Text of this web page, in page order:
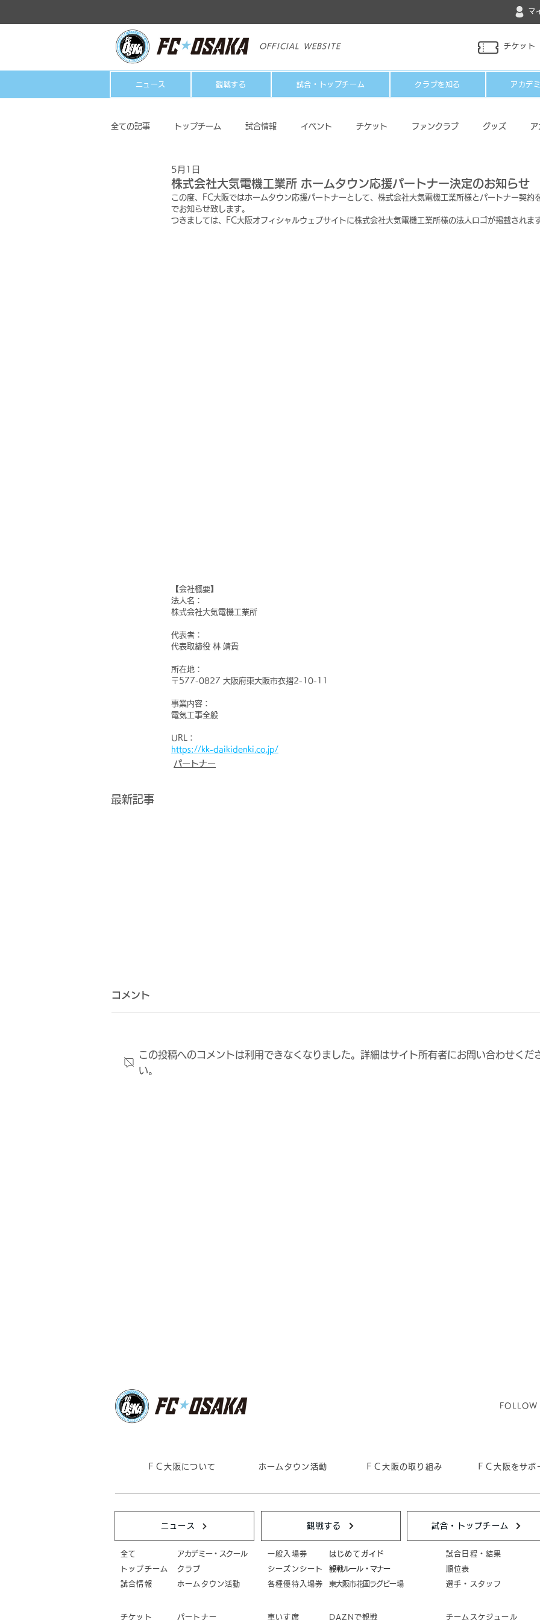
マ
OFFICIAL WEBSITE チケット
ニュース 観戦する 試合・トップチーム クラブを知る アカデ
全ての記事 トップチーム 試合情報 イベント チケット ファンクラブ グッズ ア
ホームタウン活動
株式会社大気電機工業所 ホームタウン応援パートナー決定のお知らせ
5月1日
この度、FC大阪ではホームタウン応援パートナーとして、株式会社大気電機工業所様とパートナー契約
でお知らせ致します。
つきましては、FC大阪オフィシャルウェブサイトに株式会社大気電機工業所様の法人ロゴが掲載されま
【会社概要】
法人名：
株式会社大気電機工業所
代表者：
代表取締役 林 靖貴
所在地：
〒577-0827 大阪府東大阪市衣摺2-10-11
事業内容：
電気工事全般
URL：
https://kk-daikidenki.co.jp/
パートナー
最新記事
コメント
この投稿へのコメントは利用できなくなりました。詳細はサイト所有者にお問い合わせくだ
い。
FOLLOW
ＦＣ大阪について ホームタウン活動 ＦＣ大阪の取り組み ＦＣ大阪をサポ
ニュース
全て
トップチーム
試合情報
アカデミー・スクール
クラブ
ホームタウン活動
チケット パートナー
観戦する 試合・トップチーム
一般入場券
シーズンシート
各種優待入場券
はじめてガイド
​観戦ルール・マナー
東大阪市花園ラグビー場
試合日程・結果
順位表
選手・スタッフ
車いす席 DAZNで観戦 チームスケジュール